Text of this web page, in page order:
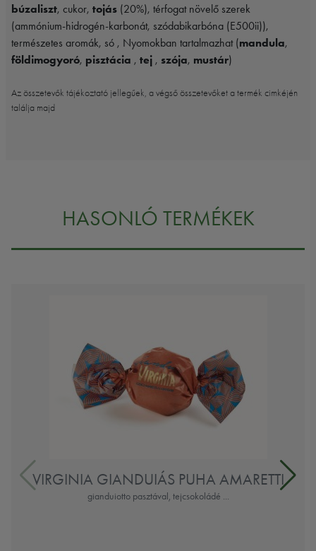
búzaliszt, cukor, tojás (20%), térfogat növelő szerek
(ammónium-hidrogén-karbonát, szódabikarbóna (E500ii)),
természetes aromák, só , Nyomokban tartalmazhat (mandula,
földimogyoró, pisztácia , tej , szója, mustár)
Az összetevők tájékoztató jellegűek, a végső összetevőket a termék cimkéjén
találja majd
HASONLÓ TERMÉKEK
VIRGINIA GIANDUIÁS PUHA AMARETTI
gianduiotto pasztával, tejcsokoládé ...